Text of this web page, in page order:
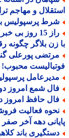
و مهاجم
پرسپولیس برای
راز 15 روز بی
زن بلاگر چگونه رقم
پورعلی گنجی
محبوب!
پرسپولیس
شمع امروز دوشنبه 19 مرداد
حافظ امروز دوشنبه 19 مرداد
فعالیت
دهه آخر صفر
باند